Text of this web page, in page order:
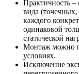
Практичность –
вида
каждого
одинаковой
статической
Монтаж можно
условиях.
Исключение